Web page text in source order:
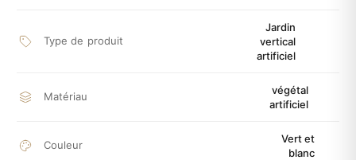
Type de produit
Jardin
vertical
artificiel
Matériau
végétal
artificiel
Couleur
Vert et
blanc